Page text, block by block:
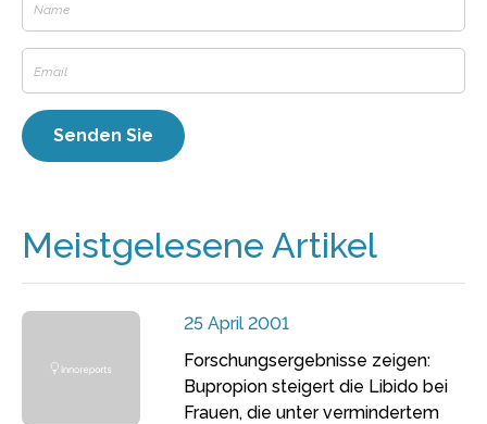
Meistgelesene Artikel
25 April 2001
Forschungsergebnisse zeigen:
Bupropion steigert die Libido bei
Frauen, die unter vermindertem